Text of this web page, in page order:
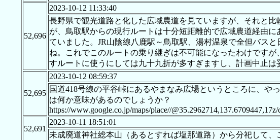
52,696
2023-10-12 11:33:40
長野県で観光道路と化した広域農道を見ていますが、それと
が、鳥取駅からの現行ルートは十分短距離的で広域農道経由
ていました。JR山陰線八鹿駅～鳥取駅、湯村温泉で全但バス
ね。これでこのルートの乗り継ぎは不可能になったわけです
すルートに使うにしては九十九折が多すぎますし、計画中止は
52,695
2023-10-12 08:59:37
国道418号線の平谷峠にあるやまなみ広場というところに、
は何か意味があるのでしょうか？
https://www.google.co.jp/maps/place//
52,691
2023-10-11 18:51:01
未成廃道神社総本山（あるとすれば塩那道路）から分祀して、